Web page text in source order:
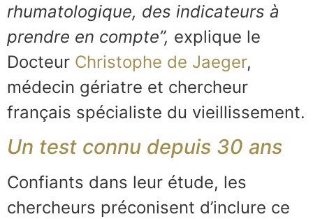
rhumatologique, des indicateurs à
prendre en compte”, explique le
Docteur Christophe de Jaeger,
médecin gériatre et chercheur
français spécialiste du vieillissement.
Un test connu depuis 30 ans
Confiants dans leur étude, les
chercheurs préconisent d’inclure ce